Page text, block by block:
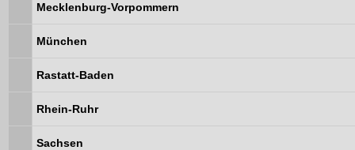
Mecklenburg-Vorpommern
München
Rastatt-Baden
Rhein-Ruhr
Sachsen